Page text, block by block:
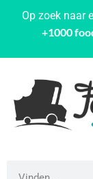
Op zoek naar
+1000